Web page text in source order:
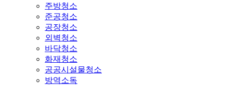
주방청소
준공청소
공장청소
외벽청소
바닥청소
화재청소
공공시설물청소
방역소독